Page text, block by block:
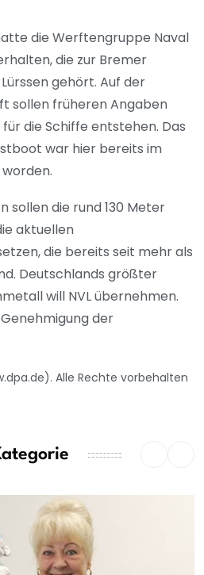
die Werftengruppe Naval
die zur Bremer
gehört. Auf der
sollen früheren Angaben
die Schiffe entstehen. Das
war hier bereits im
sollen die rund 130 Meter
aktuellen
die bereits seit mehr als
Deutschlands größter
will NVL übernehmen.
der
Alle Rechte vorbehalten